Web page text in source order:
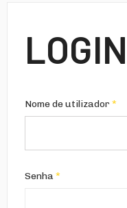
LOGIN
Nome de utilizador *
Senha*